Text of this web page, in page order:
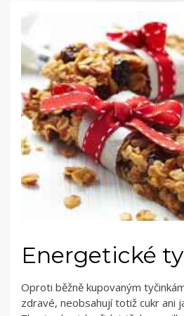
Energetické
Oproti běžně kupovaným
zdravé, neobsahují totiž cukr ani